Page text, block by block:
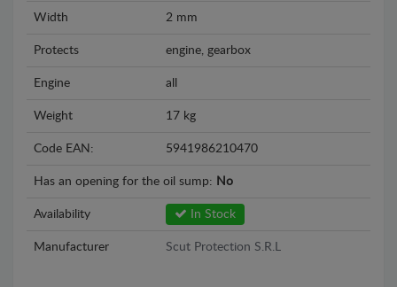
Width 2 mm
Protects engine, gearbox
Engine all
Weight 17 kg
Code EAN: 5941986210470
Has an opening for the oil sump: No
Availability In Stock
Manufacturer Scut Protection S.R.L